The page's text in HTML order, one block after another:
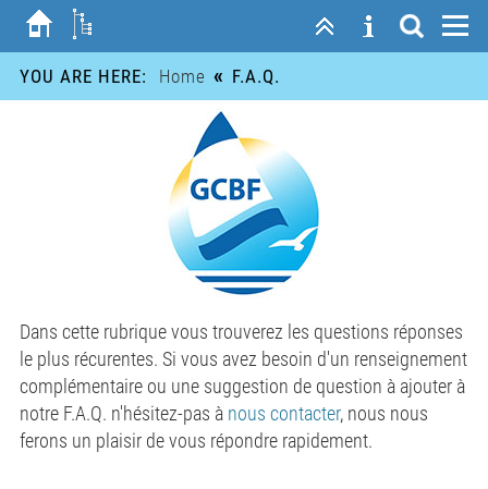
YOU ARE HERE: Home « F.A.Q.
Dans cette rubrique vous trouverez les questions réponses
le plus récurentes. Si vous avez besoin d'un renseignement
complémentaire ou une suggestion de question à ajouter à
notre F.A.Q. n'hésitez-pas à nous contacter, nous nous
ferons un plaisir de vous répondre rapidement.